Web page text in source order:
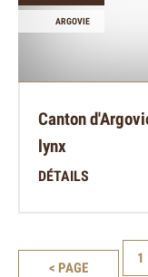
ARGOVIE
Canton
lynx
DÉTAILS
< PAGE
1